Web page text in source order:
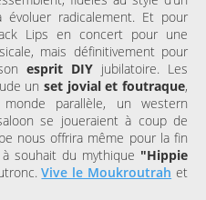
évoluer radicalement. Et pour
Lips en concert pour une
mais définitivement pour
esprit DIYjubilatoire. Les
un set jovial et foutraque,
parallèle, un western
se joueraient à coup de
nous offrira même pour la fin
souhait du mythique "Hippie
Vive le Moukroutrah et